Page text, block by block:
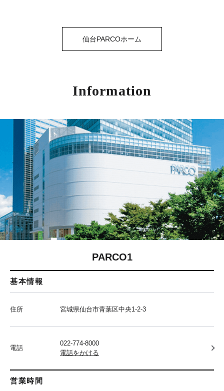
仙台PARCOホーム
Information
PARCO1
基本情報
住所 宮城県仙台市青葉区中央1-2-3
電話
022-774-8000
電話をかける
営業時間